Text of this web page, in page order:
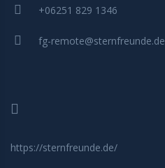
+06251 829 1346
fg-remote@sternfreunde.de
https://sternfreunde.de/